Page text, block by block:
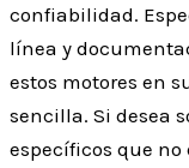
confiabilidad.
línea y
estos motores en
sencilla. Si desea
específicos que